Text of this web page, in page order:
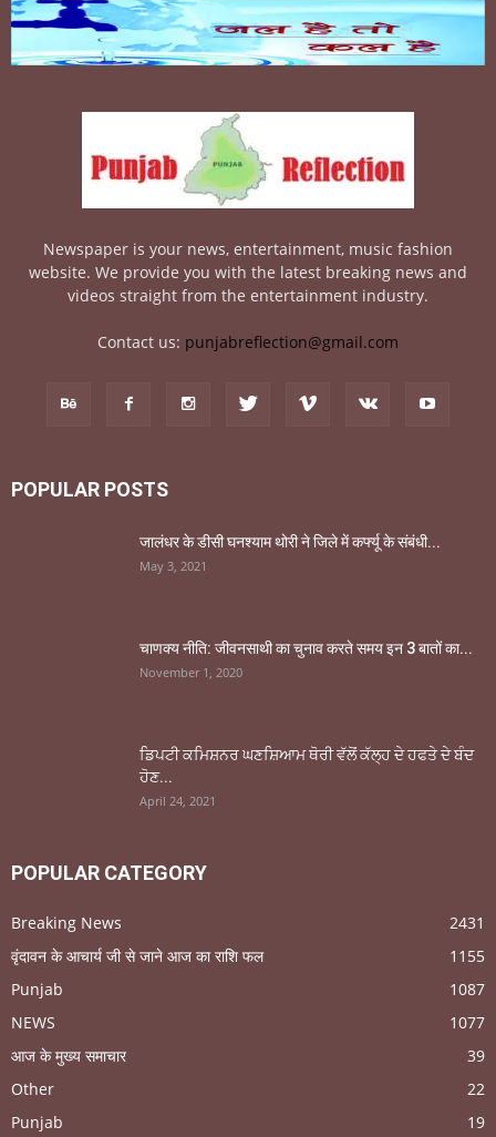
Newspaper is your news, entertainment, music fashion
website. We provide you with the latest breaking news and
videos straight from the entertainment industry.
Contact us: punjabreflection@gmail.com
POPULAR POSTS
जालंधर के डीसी घनश्याम थोरी ने जिले में कर्फ्यू के संबंधी...
May 3, 2021
चाणक्य नीति: जीवनसाथी का चुनाव करते समय इन 3 बातों का...
November 1, 2020
ਡਿਪਟੀ ਕਮਿਸ਼ਨਰ ਘਣਸ਼ਿਆਮ ਥੋਰੀ ਵੱਲੋਂ ਕੱਲ੍ਹ ਦੇ ਹਫਤੇ ਦੇ ਬੰਦ
ਹੋਣ...
April 24, 2021
POPULAR CATEGORY
Breaking News
2431
वृंदावन के आचार्य जी से जाने आज का राशि फल
1155
Punjab
1087
NEWS
1077
आज के मुख्य समाचार
39
Other
22
Punjab
19